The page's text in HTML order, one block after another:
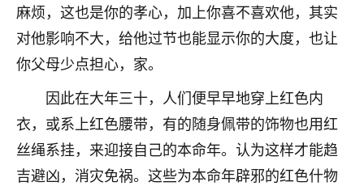
麻烦，这也是你的孝心，加上你喜不喜欢他，其实
对他影响不大，给他过节也能显示你的大度，也让
你父母少点担心，家。
因此在大年三十，人们便早早地穿上红色内
衣，或系上红色腰带，有的随身佩带的饰物也用红
丝绳系挂，来迎接自己的本命年。认为这样才能趋
吉避凶，消灾免祸。这些为本命年辟邪的红色什物
梦醒时分
我女儿高二叛逆，大半年不上学，一说她就要死要活
的，把我们两口子愁的不行，朋友给我推荐的慧来老
做完，我女儿跟变了个人一样，不期望她能考多好的
大学，只要能安安稳稳的把书读了，身体心理都健健
康康的我就很知足了！
鹿森：可怜天下父母心啊！